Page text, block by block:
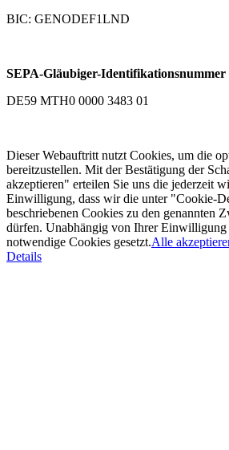
BIC: GENODEF1LND
SEPA-Gläubiger-Identifikationsnummer
DE59 MTH0 0000 3483 01
Dieser Webauftritt nutzt Cookies, um die
bereitzustellen. Mit der Bestätigung der
akzeptieren" erteilen Sie uns die jederzeit
Einwilligung, dass wir die unter "Cookie-
beschriebenen Cookies zu den genannten
dürfen. Unabhängig von Ihrer Einwilligung
notwendige Cookies gesetzt.Alle
Details